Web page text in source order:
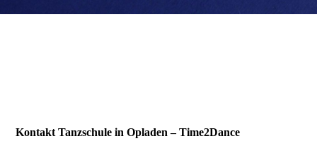
Kontakt Tanzschule in Opladen – Time2Dance